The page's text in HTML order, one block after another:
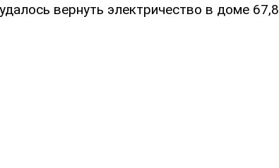
вернуть электричество в доме 67,8